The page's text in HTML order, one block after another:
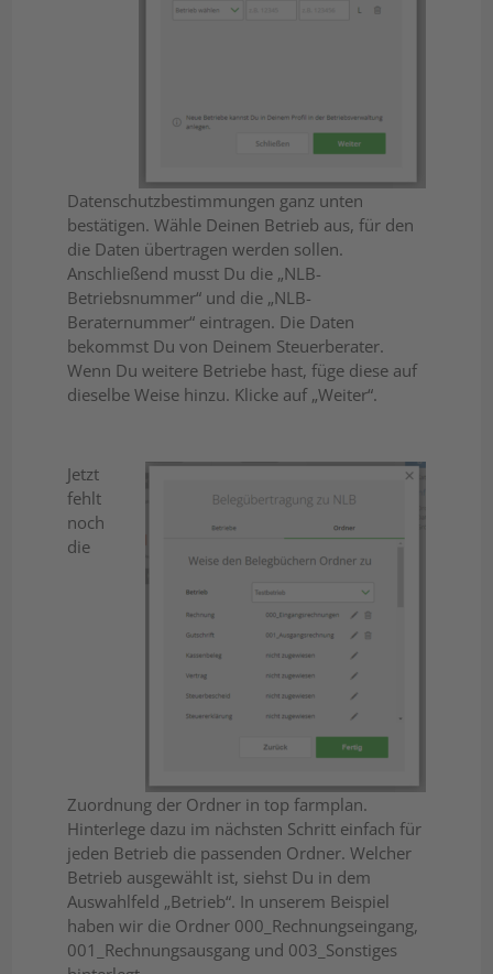
Datenschutzbestimmungen ganz unten
bestätigen. Wähle Deinen Betrieb aus, für den
die Daten übertragen werden sollen.
Anschließend musst Du die „NLB-
Betriebsnummer“ und die „NLB-
Beraternummer“ eintragen. Die Daten
bekommst Du von Deinem Steuerberater.
Wenn Du weitere Betriebe hast, füge diese auf
dieselbe Weise hinzu. Klicke auf „Weiter“.
Jetzt
fehlt
noch
die
Zuordnung der Ordner in top farmplan.
Hinterlege dazu im nächsten Schritt einfach für
jeden Betrieb die passenden Ordner. Welcher
Betrieb ausgewählt ist, siehst Du in dem
Auswahlfeld „Betrieb“. In unserem Beispiel
haben wir die Ordner 000_Rechnungseingang,
001_Rechnungsausgang und 003_Sonstiges